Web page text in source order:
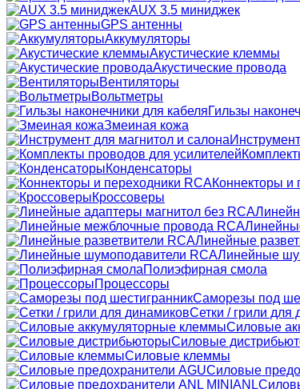
AUX 3.5 миниджек
GPS антенны
Аккумуляторы
Акустические клеммы
Акустические провода
Вентиляторы
Вольтметры
Гильзы
Змеиная кожа
Конденсаторы
Коннекторы и
Кроссоверы
Линейные
Линейные
Полиэфирная смола
Процессоры
Саморезы под
Сетки / грили для
Силовые
Силовые
Силовые клеммы
Силовые